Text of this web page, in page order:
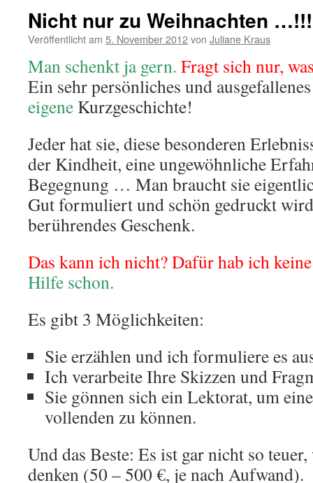
Nicht nur zu Weihnachten …!!!
Veröffentlicht am 5. November 2012von Juliane Kraus
Man schenkt ja gern. Fragt sich nur,
Ein sehr persönliches und
eigene Kurzgeschichte!
Jeder hat sie, diese besonderen
der Kindheit, eine ungewöhnliche
Begegnung … Man braucht sie
Gut formuliert und schön gedruckt
berührendes Geschenk.
Das kann ich nicht? Dafür hab ich
Hilfe schon.
Es gibt 3 Möglichkeiten:
Sie erzählen und ich formuliere es
Ich verarbeite Ihre Skizzen und
Sie gönnen sich ein Lektorat, um
vollenden zu können.
Und das Beste: Es ist gar nicht so
denken (50 – 500 €, je nach Aufwand).